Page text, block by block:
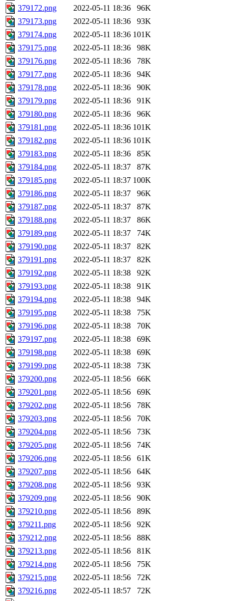
379172.png
2022-05-11 18:36
96K
379173.png
2022-05-11 18:36
93K
379174.png
2022-05-11 18:36 101K
379175.png
2022-05-11 18:36
98K
379176.png
2022-05-11 18:36
78K
379177.png
2022-05-11 18:36
94K
379178.png
2022-05-11 18:36
90K
379179.png
2022-05-11 18:36
91K
379180.png
2022-05-11 18:36
96K
379181.png
2022-05-11 18:36 101K
379182.png
2022-05-11 18:36 101K
379183.png
2022-05-11 18:36
85K
379184.png
2022-05-11 18:37
87K
379185.png
2022-05-11 18:37 100K
379186.png
2022-05-11 18:37
96K
379187.png
2022-05-11 18:37
87K
379188.png
2022-05-11 18:37
86K
379189.png
2022-05-11 18:37
74K
379190.png
2022-05-11 18:37
82K
379191.png
2022-05-11 18:37
82K
379192.png
2022-05-11 18:38
92K
379193.png
2022-05-11 18:38
91K
379194.png
2022-05-11 18:38
94K
379195.png
2022-05-11 18:38
75K
379196.png
2022-05-11 18:38
70K
379197.png
2022-05-11 18:38
69K
379198.png
2022-05-11 18:38
69K
379199.png
2022-05-11 18:38
73K
379200.png
2022-05-11 18:56
66K
379201.png
2022-05-11 18:56
69K
379202.png
2022-05-11 18:56
78K
379203.png
2022-05-11 18:56
70K
379204.png
2022-05-11 18:56
73K
379205.png
2022-05-11 18:56
74K
379206.png
2022-05-11 18:56
61K
379207.png
2022-05-11 18:56
64K
379208.png
2022-05-11 18:56
93K
379209.png
2022-05-11 18:56
90K
379210.png
2022-05-11 18:56
89K
379211.png
2022-05-11 18:56
92K
379212.png
2022-05-11 18:56
88K
379213.png
2022-05-11 18:56
81K
379214.png
2022-05-11 18:56
75K
379215.png
2022-05-11 18:56
72K
379216.png
2022-05-11 18:57
72K